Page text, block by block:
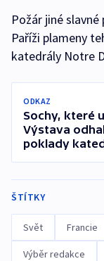
Požár jiné
Paříži plameny
katedrály Notre
ODKAZ
Sochy, které
Výstava
poklady
ŠTÍTKY
Svět Francie
Výběr redakce